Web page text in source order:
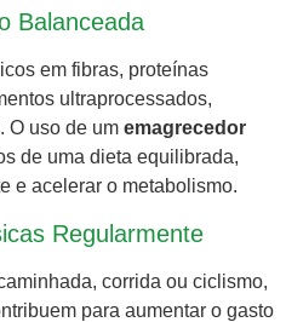
Balanceada
em fibras, proteínas
ultraprocessados,
O uso de um emagrecedor
de uma dieta equilibrada,
e acelerar o metabolismo.
Regularmente
corrida ou ciclismo,
para aumentar o gasto